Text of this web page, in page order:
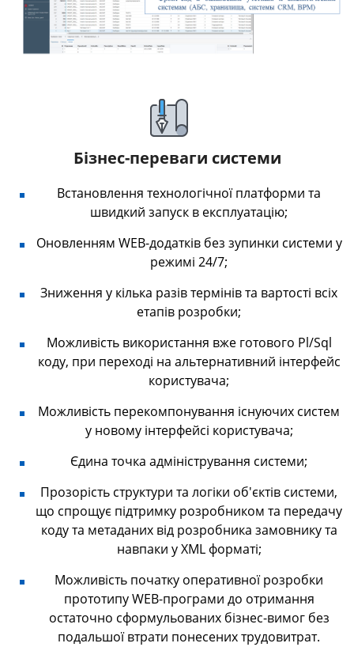
Бізнес-переваги системи
Встановлення технологічної платформи та
швидкий запуск в експлуатацію;
Оновленням WEB-додатків без зупинки системи у
режимі 24/7;
Зниження у кілька разів термінів та вартості всіх
етапів розробки;
Можливість використання вже готового Pl/Sql
коду, при переході на альтернативний інтерфейс
користувача;
Можливість перекомпонування існуючих систем
у новому інтерфейсі користувача;
Єдина точка адміністрування системи;
Прозорість структури та логіки об'єктів системи,
що спрощує підтримку розробником та передачу
коду та метаданих від розробника замовнику та
навпаки у XML форматі;
Можливість початку оперативної розробки
прототипу WEB-програми до отримання
остаточно сформульованих бізнес-вимог без
подальшої втрати понесених трудовитрат.